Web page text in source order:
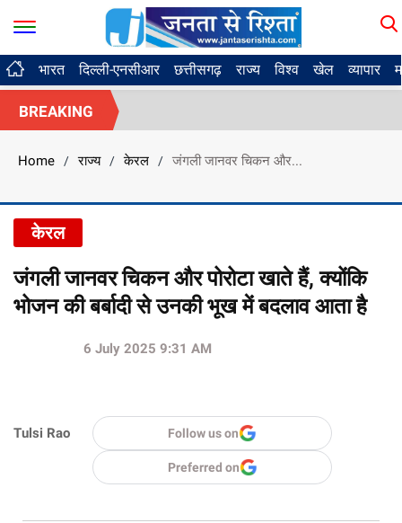
भारत दिल्ली-एनसीआर छत्तीसगढ़ राज्य विश्व खेल व्यापार
BREAKING
Home / राज्य / केरल / जंगली जानवर चिकन और...
केरल
जंगली जानवर चिकन और पोरोटा खाते हैं, क्योंकि
भोजन की बर्बादी से उनकी भूख में बदलाव आता है
Tulsi Rao
6 July 2025 9:31 AM
Follow us on
Preferred on